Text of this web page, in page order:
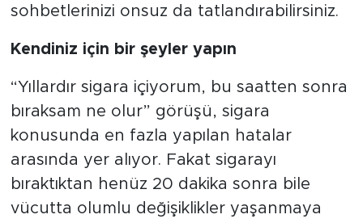
sohbetlerinizi onsuz da tatlandırabilirsiniz.
Kendiniz için bir şeyler yapın
“Yıllardır sigara içiyorum, bu saatten sonra
bıraksam ne olur” görüşü, sigara
konusunda en fazla yapılan hatalar
arasında yer alıyor. Fakat sigarayı
bıraktıktan henüz 20 dakika sonra bile
vücutta olumlu değişiklikler yaşanmaya